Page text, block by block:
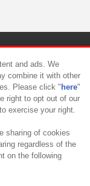
ラスメント対応方針
and ads. We
combine it with other
Please click " here"
right to opt out of our
exercise your right.
sharing of cookies
regardless of the
on the following